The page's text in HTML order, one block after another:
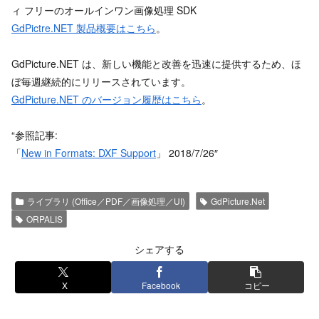
ィ フリーのオールインワン画像処理 SDK
GdPictre.NET 製品概要はこちら 。
GdPicture.NET は、新しい機能と改善を迅速に提供するため、ほ
ぼ毎週継続的にリリースされています。
GdPicture.NET のバージョン履歴はこちら 。
“参照記事:
「New in Formats: DXF Support 」 2018/7/26″
ライブラリ (Office／PDF／画像処理／UI)
GdPicture.Net
ORPALIS
シェアする
X Facebook コピー